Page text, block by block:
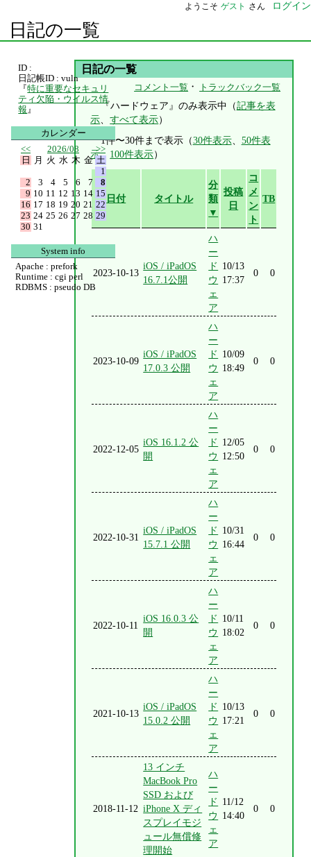
ようこそ ゲスト さん ログイン
日記の一覧
日記の一覧
コメント一覧 ・ トラックバック一覧
『ハードウェア』のみ表示中（記事を表
示、すべて表示）
1件〜30件まで表示（30件表示、 50件表
示、 100件表示）
日付 タイトル
分
類
▼
投稿
日
コ
メ
ン
ト
TB
2023-10-13
iOS / iPadOS
16.7.1公開
ハ
ー
ド
ウ
ェ
ア
10/13
17:37
0 0
2023-10-09
iOS / iPadOS
17.0.3 公開
ハ
ー
ド
ウ
ェ
ア
10/09
18:49
0 0
2022-12-05
iOS 16.1.2 公
開
ハ
ー
ド
ウ
ェ
ア
12/05
12:50
0 0
2022-10-31
iOS / iPadOS
15.7.1 公開
ハ
ー
ド
ウ
ェ
ア
10/31
16:44
0 0
2022-10-11
iOS 16.0.3 公
開
ハ
ー
ド
ウ
ェ
ア
10/11
18:02
0 0
2021-10-13
iOS / iPadOS
15.0.2 公開
ハ
ー
ド
ウ
ェ
ア
10/13
17:21
0 0
2018-11-12
13 インチ
MacBook Pro
SSD および
iPhone X ディ
スプレイモジ
ュール無償修
理開始
ハ
ー
ド
ウ
ェ
ア
11/12
14:40
0 0
ID :
日記帳ID : vuln
『特に重要なセキュリ
ティ欠陥・ウイルス情
報 』
カレンダー
<<
2026/08
>>
日
月 火 水 木 金 土
1
2
3 4 5 6 7
8
9 10 11 12 13 14 15
16 17 18 19 20 21 22
23 24 25 26 27 28 29
30 31
System info
Apache : prefork
Runtime : cgi perl
RDBMS : pseudo DB